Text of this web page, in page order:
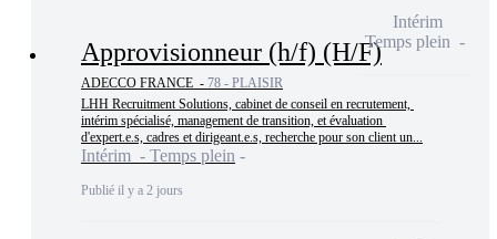
Approvisionneur (h/f) (H/F)
ADECCO FRANCE - 78 - PLAISIR
LHH Recruitment Solutions, cabinet de conseil en recrutement,
intérim spécialisé, management de transition, et évaluation
d'expert.e.s, cadres et dirigeant.e.s, recherche pour son client un...
Intérim - Temps plein
Publié il y a 2 jours
Intérim
Temps plein